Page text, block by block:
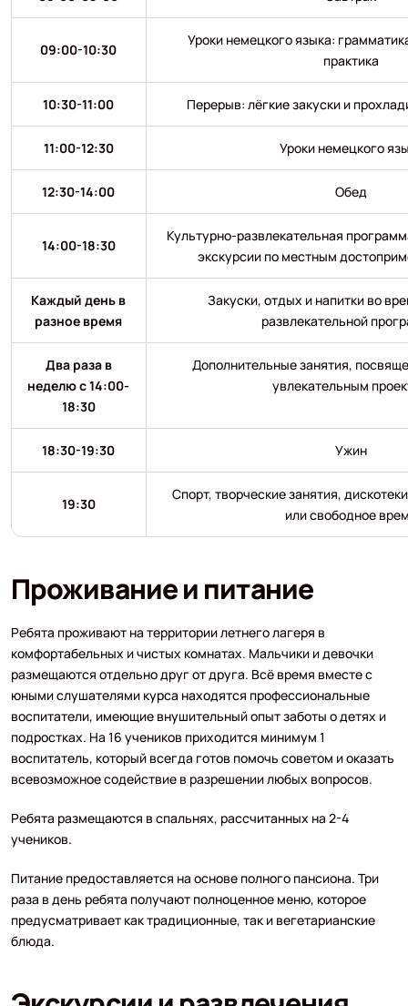
09:00-10:30
Уроки немецкого языка:
практика
10:30-11:00 Перерыв: лёгкие закуски и
11:00-12:30 Уроки немецкого
12:30-14:00 Обед
14:00-18:30
Культурно-развлекательная
экскурсии по местным
Каждый день в
разное время
Закуски, отдых и напитки во
развлекательной
Два раза в
неделю с 14:00-
18:30
Дополнительные занятия,
увлекательным
18:30-19:30 Ужин
19:30
Спорт, творческие занятия,
или свободное
Проживание и питание
Ребята проживают на территории летнего лагеря в
комфортабельных и чистых комнатах. Мальчики и девочки
размещаются отдельно друг от друга. Всё время вместе с
юными слушателями курса находятся профессиональные
воспитатели, имеющие внушительный опыт заботы о детях и
подростках. На 16 учеников приходится минимум 1
воспитатель, который всегда готов помочь советом и оказать
всевозможное содействие в разрешении любых вопросов.
Ребята размещаются в спальнях, рассчитанных на 2-4
учеников.
Питание предоставляется на основе полного пансиона. Три
раза в день ребята получают полноценное меню, которое
предусматривает как традиционные, так и вегетарианские
блюда.